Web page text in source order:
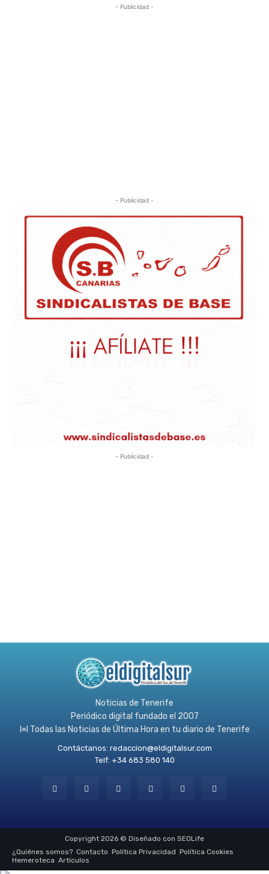
- Publicidad -
- Publicidad -
- Publicidad -
Noticias de Tenerife
Periódico digital fundado el 2007
l≡l Todas las Noticias de Última Hora en tu diario de Tenerife
Contáctanos: redaccion@eldigitalsur.com
Telf: +34 683 580 140
Copyright 2026 © Diseñado con SEOLife
¿Quiénes somos? Contacto Política Privacidad Política Cookies
Hemeroteca Artículos